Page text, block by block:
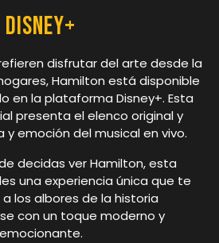
Disney+
disfrutar del arte desde la
Hamilton está disponible
en la plataforma Disney+. Esta
presenta el elenco original y
emoción del musical en vivo.
decidas ver Hamilton, esta
una experiencia única que te
los albores de la historia
con un toque moderno y
emocionante.